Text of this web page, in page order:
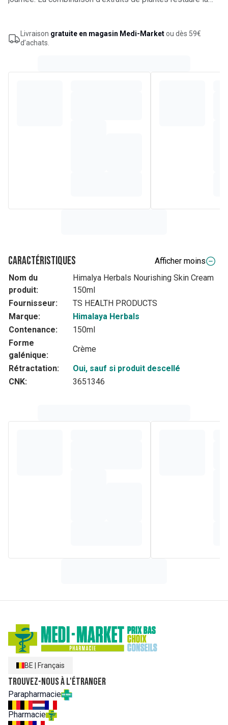
contre la pollution et la déshydratation.
Livraison gratuite en magasin Medi-Marketou dès 59€
d’achats.
Caractéristiques
Afficher moins
Nom du
produit:
Himalya Herbals Nourishing Skin Cream
150ml
Fournisseur:
TS HEALTH PRODUCTS
Marque:
Himalaya Herbals
Contenance:
150ml
Forme
galénique:
Crème
Rétractation:
Oui, sauf si produit descellé
CNK:
3651346
BE Français
Trouvez-nous à l'étranger
Parapharmacie
Pharmacie